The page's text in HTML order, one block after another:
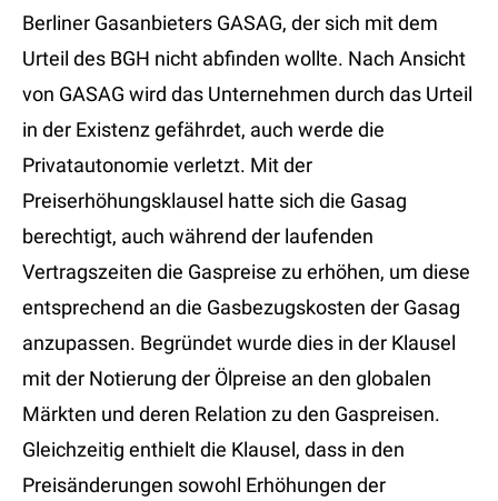
Berliner Gasanbieters GASAG, der sich mit dem
Urteil des BGH nicht abfinden wollte. Nach Ansicht
von GASAG wird das Unternehmen durch das Urteil
in der Existenz gefährdet, auch werde die
Privatautonomie verletzt. Mit der
Preiserhöhungsklausel hatte sich die Gasag
berechtigt, auch während der laufenden
Vertragszeiten die Gaspreise zu erhöhen, um diese
entsprechend an die Gasbezugskosten der Gasag
anzupassen. Begründet wurde dies in der Klausel
mit der Notierung der Ölpreise an den globalen
Märkten und deren Relation zu den Gaspreisen.
Gleichzeitig enthielt die Klausel, dass in den
Preisänderungen sowohl Erhöhungen der